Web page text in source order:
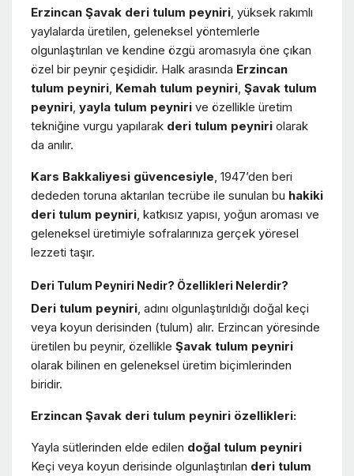
Erzincan Şavak deri tulum peyniri , yüksek rakımlı
yaylalarda üretilen, geleneksel yöntemlerle
olgunlaştırılan ve kendine özgü aromasıyla öne çıkan
özel bir peynir çeşididir. Halk arasında Erzincan
tulum peyniri Kemah tulum peyniri Şavak tulum
peyniri yayla tulum peyniri ve özellikle üretim
tekniğine vurgu yapılarak deri tulum peyniri olarak
da anılır.
Kars Bakkaliyesi güvencesiyle , 1947’den beri
dededen toruna aktarılan tecrübe ile sunulan bu hakiki
deri tulum peyniri , katkısız yapısı, yoğun aroması ve
geleneksel üretimiyle sofralarınıza gerçek yöresel
lezzeti taşır.
Deri Tulum Peyniri Nedir? Özellikleri Nelerdir?
Deri tulum peyniri , adını olgunlaştırıldığı doğal keçi
veya koyun derisinden (tulum) alır. Erzincan yöresinde
üretilen bu peynir, özellikle Şavak tulum peyniri
olarak bilinen en geleneksel üretim biçimlerinden
biridir.
Erzincan Şavak deri tulum peyniri özellikleri:
Yayla sütlerinden elde edilen doğal tulum peyniri
Keçi veya koyun derisinde olgunlaştırılan deri tulum